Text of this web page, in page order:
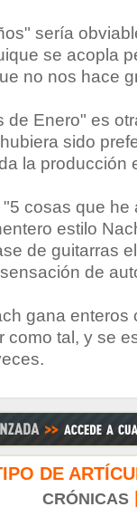
sería
se acopla
no nos hace
de Enero" es
sido
la producción
cosas que
estilo
de guitarras
de
gana
como tal, y se
DE
CRÓNICAS|